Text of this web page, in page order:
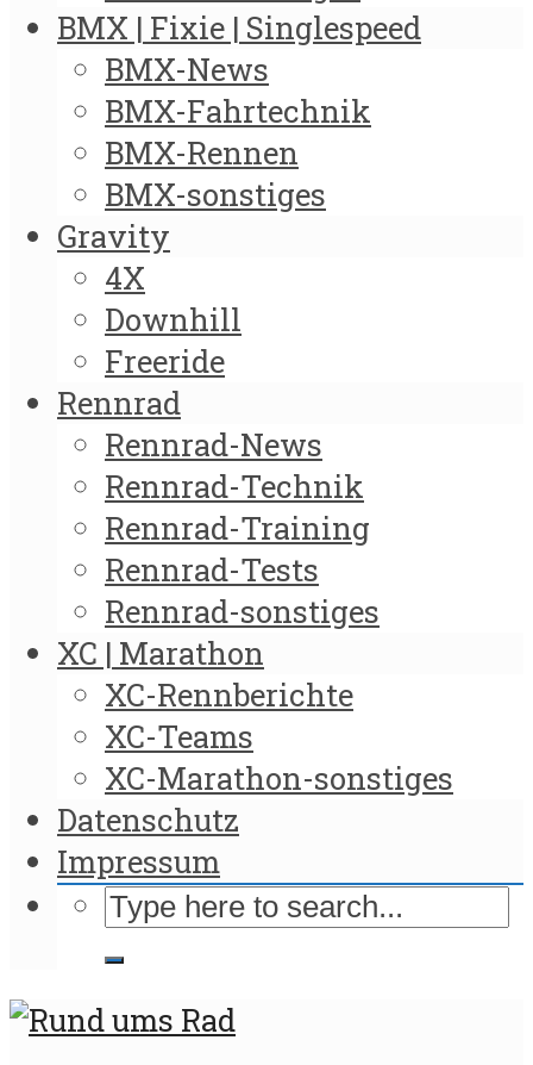
BMX | Fixie | Singlespeed
BMX-News
BMX-Fahrtechnik
BMX-Rennen
BMX-sonstiges
Gravity
4X
Downhill
Freeride
Rennrad
Rennrad-News
Rennrad-Technik
Rennrad-Training
Rennrad-Tests
Rennrad-sonstiges
XC | Marathon
XC-Rennberichte
XC-Teams
XC-Marathon-sonstiges
Datenschutz
Impressum